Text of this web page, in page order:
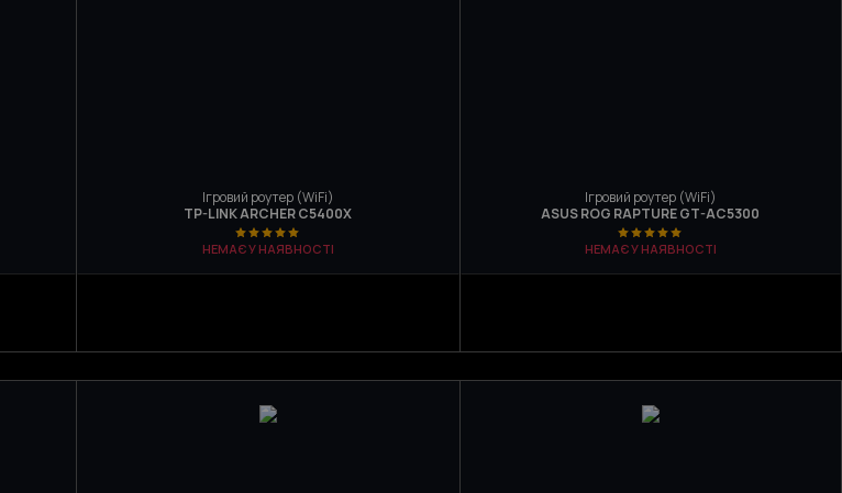
Ігровий роутер (WiFi)
TP-LINK ARCHER C5400X
НЕМАЄ У НАЯВНОСТІ
Ігровий роутер (WiFi)
ASUS ROG RAPTURE GT-AC5300
НЕМАЄ У НАЯВНОСТІ